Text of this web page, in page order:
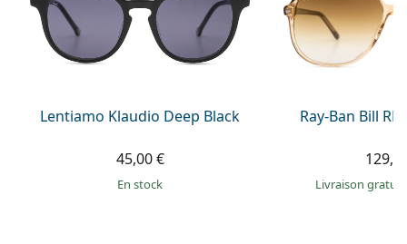
Lentiamo Klaudio Deep Black
45,00 €
en stock
Ray-Ban Bill
Livraison